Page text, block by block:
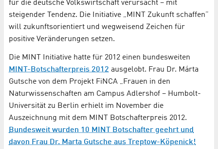
für die deutsche Volkswirtschaft verursacht – mit
steigender Tendenz. Die Initiative „MINT Zukunft schaffen”
will zukunftsorientiert und wegweisend Zeichen für
positive Veränderungen setzen.
Die MINT Initiative hatte für 2012 einen bundesweiten
MINT-Botschafterpreis 2012 ausgelobt. Frau Dr. Márta
Gutsche von dem Projekt FiNCA „Frauen in den
Naturwissenschaften am Campus Adlershof – Humbolt-
Universität zu Berlin erhielt im November die
Auszeichnung mit dem MINT Botschafterpreis 2012.
Bundesweit wurden 10 MINT Botschafter geehrt und
davon Frau Dr. Marta Gutsche aus Treptow-Köpenick!